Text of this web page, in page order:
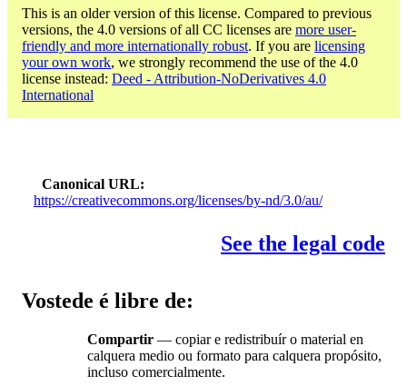
This is an older version of this license. Compared to previous
versions, the 4.0 versions of all CC licenses are more user-
friendly and more internationally robust. If you are licensing
your own work, we strongly recommend the use of the 4.0
license instead: Deed - Attribution-NoDerivatives 4.0
International
Canonical URL
https://creativecommons.org/licenses/by-nd/3.0/au/
See the legal code
Vostede é libre de:
Compartir — copiar e redistribuír o material en
calquera medio ou formato para calquera propósito,
incluso comercialmente.